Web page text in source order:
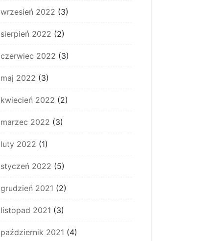
wrzesień 2022 (3)
sierpień 2022 (2)
czerwiec 2022 (3)
maj 2022 (3)
kwiecień 2022 (2)
marzec 2022 (3)
luty 2022 (1)
styczeń 2022 (5)
grudzień 2021 (2)
listopad 2021 (3)
październik 2021 (4)